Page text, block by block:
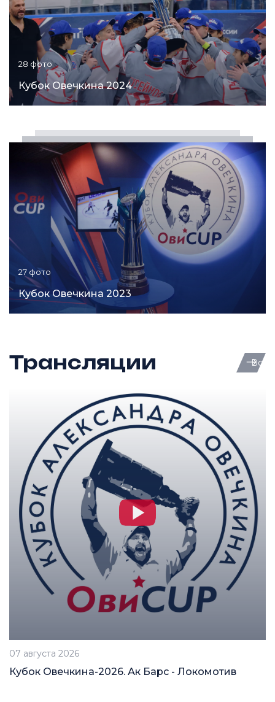
28 фото
Кубок Овечкина 2024
27 фото
Кубок Овечкина 2023
Трансляции Вся
07 августа 2026
Кубок Овечкина-2026. Ак Барс - Локомотив